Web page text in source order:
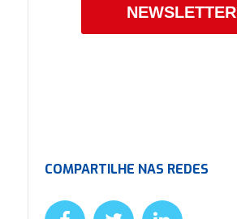
NEWSLETTER
COMPARTILHE NAS REDES